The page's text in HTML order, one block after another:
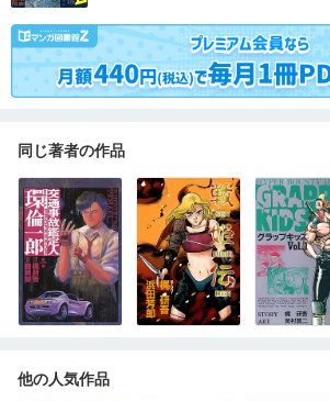
同じ著者の作品
他の人気作品